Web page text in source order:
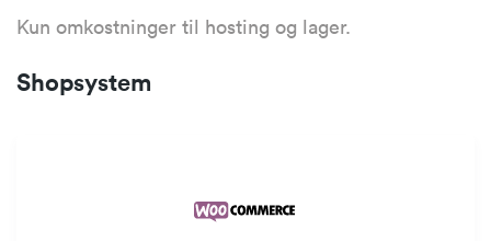
Kun omkostninger til hosting og lager.
Shopsystem